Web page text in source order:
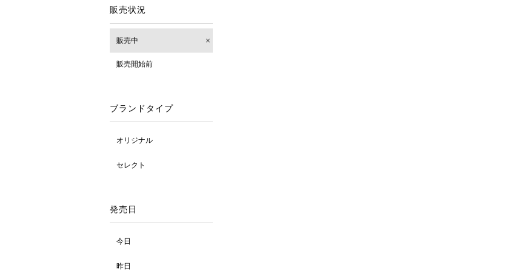
販売状況
販売中
販売開始前
ブランドタイプ
オリジナル
セレクト
発売日
今日
昨日